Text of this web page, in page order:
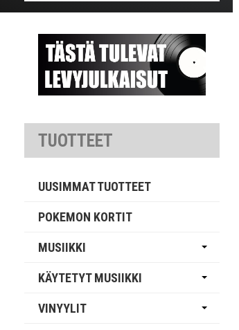
TUOTTEET
UUSIMMAT TUOTTEET
POKEMON KORTIT
MUSIIKKI
KÄYTETYT MUSIIKKI
VINYYLIT